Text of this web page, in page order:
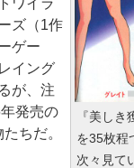
『美し
を35枚程
次々見て
ワイラ
ズ（1作
ゲー
イング
が、注
発売の
ちだ。